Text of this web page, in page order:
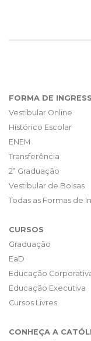
FORMA DE
Vestibular Online
Histórico Escolar
ENEM
Transferência
2ª Graduação
Vestibular de Bolsas
Todas as Formas de
CURSOS
Graduação
EaD
Educação
Educação Executiva
Cursos Livres
CONHEÇA A